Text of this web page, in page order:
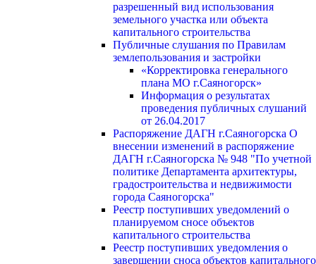
разрешенный вид использования
земельного участка или объекта
капитального строительства
Публичные слушания по Правилам
землепользования и застройки
«Корректировка генерального
плана МО г.Саяногорск»
Информация о результатах
проведения публичных слушаний
от 26.04.2017
Распоряжение ДАГН г.Саяногорска О
внесении изменений в распоряжение
ДАГН г.Саяногорска № 948 "По учетной
политике Департамента архитектуры,
градостроительства и недвижимости
города Саяногорска"
Реестр поступивших уведомлений о
планируемом сносе объектов
капитального строительства
Реестр поступивших уведомления о
завершении сноса объектов капитального